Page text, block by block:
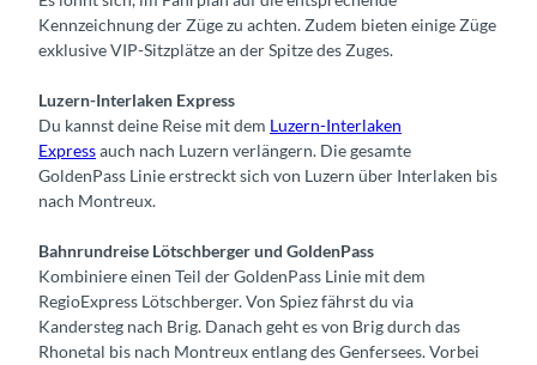
Kennzeichnung der Züge zu achten. Zudem bieten einige Züge
exklusive VIP-Sitzplätze an der Spitze des Zuges.
Luzern-Interlaken Express
Du kannst deine Reise mit dem Luzern-Interlaken
Expressauch nach Luzern verlängern. Die gesamte
GoldenPass Linie erstreckt sich von Luzern über Interlaken bis
nach Montreux.
Bahnrundreise Lötschberger und GoldenPass
Kombiniere einen Teil der GoldenPass Linie mit dem
RegioExpress Lötschberger. Von Spiez fährst du via
Kandersteg nach Brig. Danach geht es von Brig durch das
Rhonetal bis nach Montreux entlang des Genfersees. Vorbei